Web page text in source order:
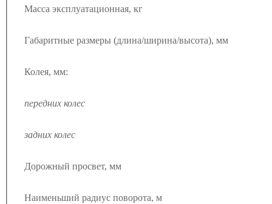
Масса эксплуатационная, кг
Габаритные размеры (длина/ширина/высота), мм
Колея, мм:
передних колес
задних колес
Дорожный просвет, мм
Наименьший радиус поворота, м